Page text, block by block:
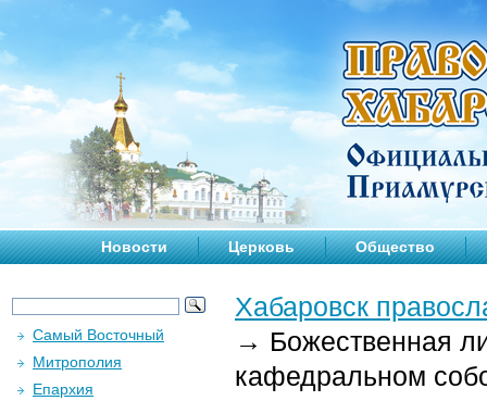
Новости Церковь Общество
Хабаровск
→ Божественная
кафедральном
Самый Восточный
Митрополия
Епархия